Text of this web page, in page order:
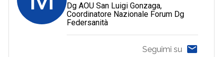
Dg AOU San Luigi Gonzaga,
Coordinatore Nazionale Forum Dg
Federsanità
Seguimi su